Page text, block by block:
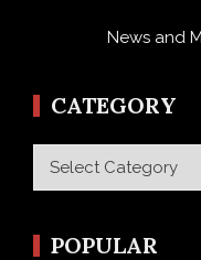
News and
CATEGORY
Category
POPULAR